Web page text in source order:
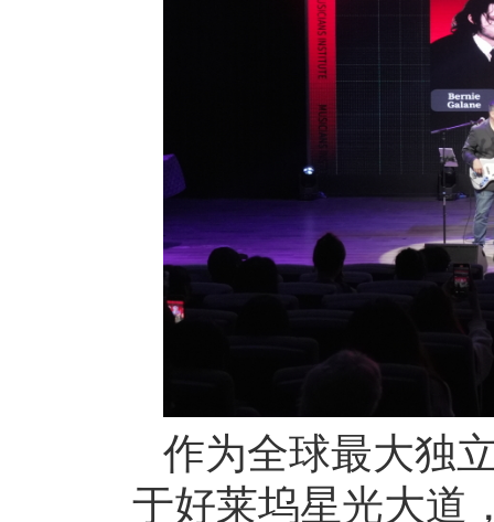
作为全球最大独
于好莱坞星光大道